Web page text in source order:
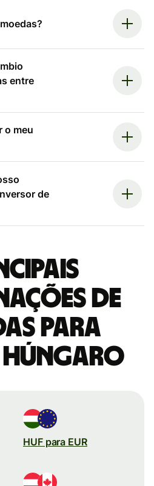
entre
o meu
de
de
para
húngaro
HUF para EUR